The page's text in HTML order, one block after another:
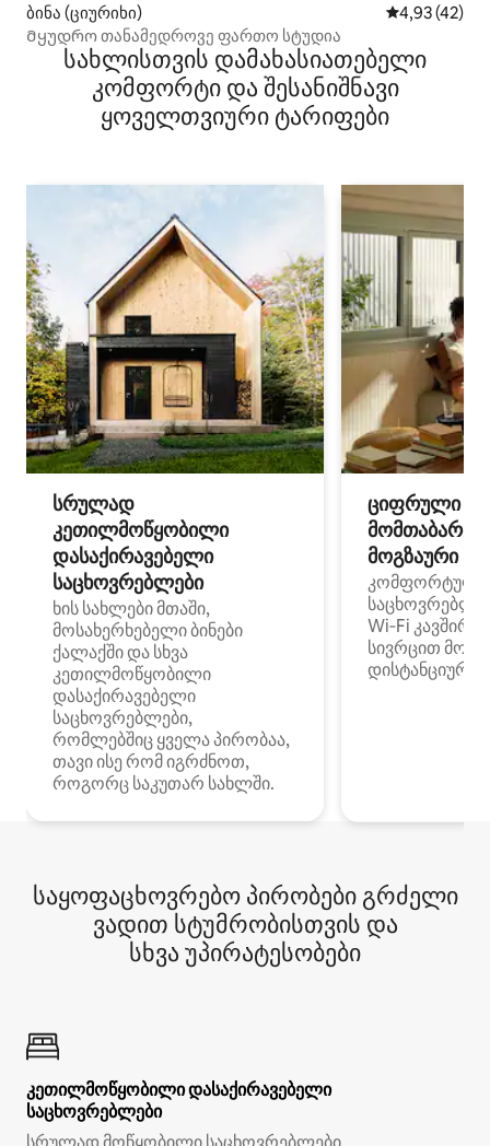
ბინა (ციურიხი) საშუალო
4,93 (42)
Მყუდრო თანამედროვე ფართო სტუდია
სახლისთვის დამახასიათებელი
კომფორტი და შესანიშნავი
ყოველთვიური ტარიფები
სრულად
კეთილმოწყობილი
დასაქირავებელი
საცხოვრებლები
ხის სახლები მთაში,
მოსახერხებელი ბინები
ქალაქში და სხვა
კეთილმოწყობილი
დასაქირავებელი
საცხოვრებლები,
რომლებშიც ყველა პირობაა,
თავი ისე რომ იგრძნოთ,
როგორც საკუთარ სახლში.
ციფრული
მოგზაური
კომფორტული
Wi‑Fi
სივრცით
დისტანციური
საყოფაცხოვრებო პირობები გრძელი
ვადით სტუმრობისთვის და
სხვა უპირატესობები
კეთილმოწყობილი დასაქირავებელი
საცხოვრებლები